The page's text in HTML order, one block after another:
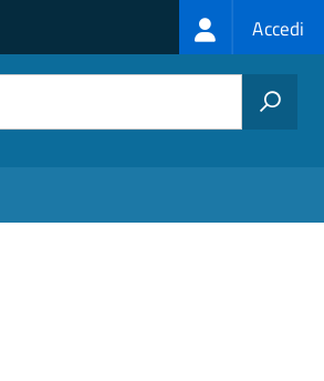
Login
menu
Accedi